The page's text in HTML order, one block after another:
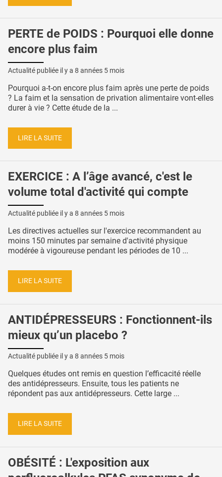
PERTE de POIDS : Pourquoi elle donne
encore plus faim
Actualité publiée il y a 8 années 5 mois
Pourquoi a-t-on encore plus faim après une perte de poids
? La faim et la sensation de privation alimentaire vont-elles
durer à vie ? Cette étude de la ...
LIRE LA SUITE
EXERCICE : A l’âge avancé, c'est le
volume total d'activité qui compte
Actualité publiée il y a 8 années 5 mois
Les directives actuelles sur l'exercice recommandent au
moins 150 minutes par semaine d'activité physique
modérée à vigoureuse pendant les périodes de 10 ...
LIRE LA SUITE
ANTIDÉPRESSEURS : Fonctionnent-ils
mieux qu’un placebo ?
Actualité publiée il y a 8 années 5 mois
Quelques études ont remis en question l’efficacité réelle
des antidépresseurs. Ensuite, tous les patients ne
répondent pas aux antidépresseurs. Cette large ...
LIRE LA SUITE
OBÉSITÉ : L'exposition aux